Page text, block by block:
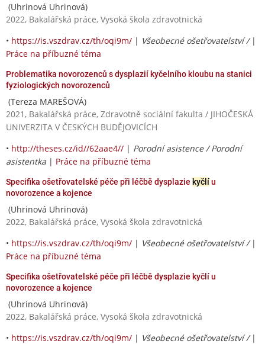
(Uhrinová Uhrinová)
2022, Bakalářská práce, Vysoká škola zdravotnická
• https://is.vszdrav.cz/th/oqi9m/ | Všeobecné ošetřovatelství / |
Práce na příbuzné téma
Problematika novorozenců s dysplazií kyčelního kloubu na stanici
fyziologických novorozenců
(Tereza MAREŠOVÁ)
2021, Bakalářská práce, Zdravotně sociální fakulta / JIHOČESKÁ
UNIVERZITA V ČESKÝCH BUDĚJOVICÍCH
• http://theses.cz/id//62aae4// | Porodní asistence / Porodní
asistentka | Práce na příbuzné téma
Specifika ošetřovatelské péče při léčbě dysplazie kyčlíu
novorozence a kojence
(Uhrinová Uhrinová)
2022, Bakalářská práce, Vysoká škola zdravotnická
• https://is.vszdrav.cz/th/oqi9m/ | Všeobecné ošetřovatelství / |
Práce na příbuzné téma
Specifika ošetřovatelské péče při léčbě dysplazie kyčlí u
novorozence a kojence
(Uhrinová Uhrinová)
2022, Bakalářská práce, Vysoká škola zdravotnická
• https://is.vszdrav.cz/th/oqi9m/ | Všeobecné ošetřovatelství / |